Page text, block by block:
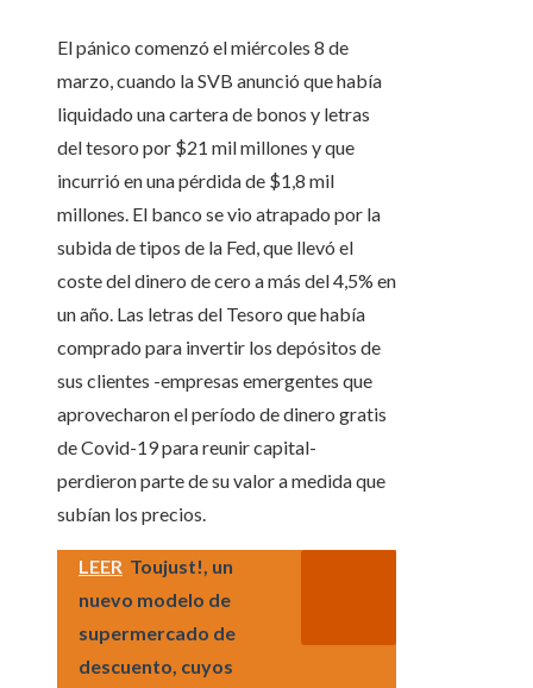
El pánico comenzó el miércoles 8 de
marzo, cuando la SVB anunció que había
liquidado una cartera de bonos y letras
del tesoro por $21 mil millones y que
incurrió en una pérdida de $1,8 mil
millones. El banco se vio atrapado por la
subida de tipos de la Fed, que llevó el
coste del dinero de cero a más del 4,5% en
un año. Las letras del Tesoro que había
comprado para invertir los depósitos de
sus clientes -empresas emergentes que
aprovecharon el período de dinero gratis
de Covid-19 para reunir capital-
perdieron parte de su valor a medida que
subían los precios.
LEER Toujust!, un
nuevo modelo de
supermercado de
descuento, cuyos